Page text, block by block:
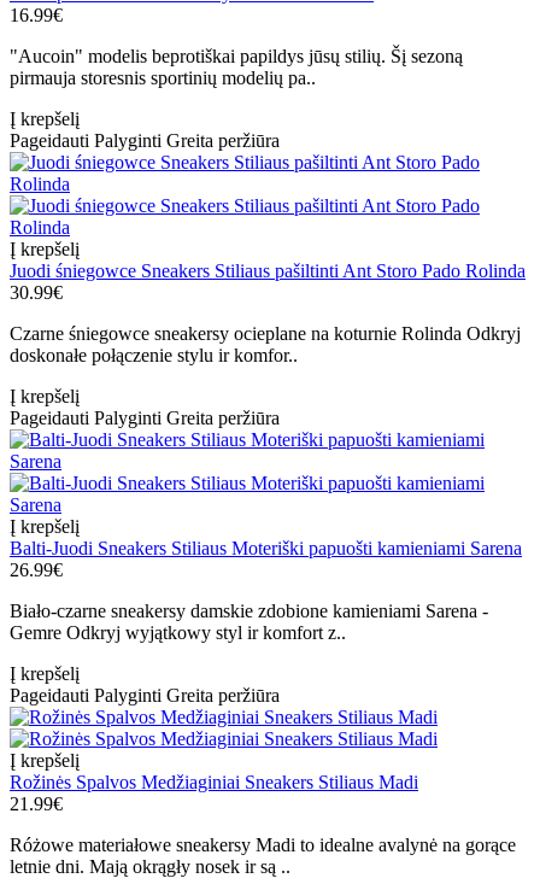
16.99€
"Aucoin" modelis beprotiškai papildys jūsų stilių. Šį sezoną
pirmauja storesnis sportinių modelių pa..
Į krepšelį
Pageidauti Palyginti Greita peržiūra
Į krepšelį
Juodi śniegowce Sneakers Stiliaus pašiltinti Ant Storo Pado Rolinda
30.99€
Czarne śniegowce sneakersy ocieplane na koturnie Rolinda Odkryj
doskonałe połączenie stylu ir komfor..
Į krepšelį
Pageidauti Palyginti Greita peržiūra
Į krepšelį
Balti-Juodi Sneakers Stiliaus Moteriški papuošti kamieniami Sarena
26.99€
Biało-czarne sneakersy damskie zdobione kamieniami Sarena -
Gemre Odkryj wyjątkowy styl ir komfort z..
Į krepšelį
Pageidauti Palyginti Greita peržiūra
Į krepšelį
Rožinės Spalvos Medžiaginiai Sneakers Stiliaus Madi
21.99€
Różowe materiałowe sneakersy Madi to idealne avalynė na gorące
letnie dni. Mają okrągły nosek ir są ..